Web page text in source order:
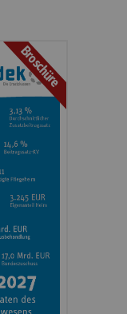
Broschüre